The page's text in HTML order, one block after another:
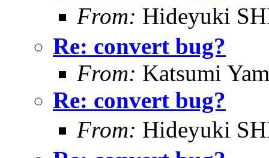
From: Hideyuki
Re: convert bug?
From: Katsumi
Re: convert bug?
From: Hideyuki